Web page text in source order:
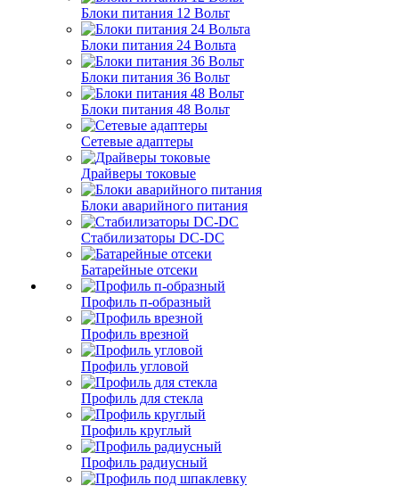
Блоки питания 12 Вольт
Блоки питания 24 Вольта
Блоки питания 36 Вольт
Блоки питания 48 Вольт
Сетевые адаптеры
Драйверы токовые
Блоки аварийного питания
Стабилизаторы DC-DC
Батарейные отсеки
Профиль п-образный
Профиль врезной
Профиль угловой
Профиль для стекла
Профиль круглый
Профиль радиусный